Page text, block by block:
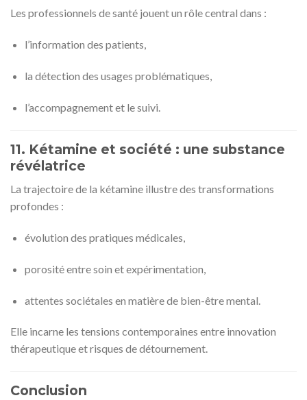
Les professionnels de santé jouent un rôle central dans :
l’information des patients,
la détection des usages problématiques,
l’accompagnement et le suivi.
11. Kétamine et société : une substance
révélatrice
La trajectoire de la kétamine illustre des transformations
profondes :
évolution des pratiques médicales,
porosité entre soin et expérimentation,
attentes sociétales en matière de bien-être mental.
Elle incarne les tensions contemporaines entre innovation
thérapeutique et risques de détournement.
Conclusion